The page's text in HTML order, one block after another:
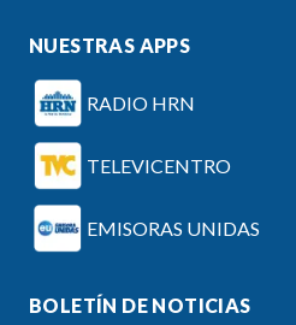
NUESTRAS APPS
RADIO HRN
TELEVICENTRO
EMISORAS UNIDAS
BOLETÍN DE NOTICIAS